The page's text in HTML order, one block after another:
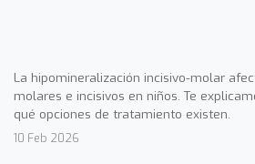
La hipomineralización incisivo-molar
molares e incisivos en niños. Te
qué opciones de tratamiento existen.
10 Feb 2026